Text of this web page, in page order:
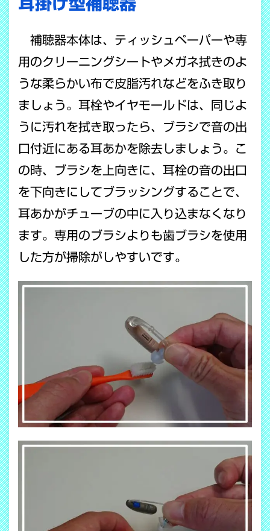
補聴器本体は、ティッシュペーパーや専
用のクリーニングシートやメガネ拭きのよ
うな柔らかい布で皮脂汚れなどをふき取り
ましょう。耳栓やイヤモールドは、同じよ
うに汚れを拭き取ったら、ブラシで音の出
口付近にある耳あかを除去しましょう。こ
の時、ブラシを上向きに、耳栓の音の出口
を下向きにしてブラッシングすることで、
耳あかがチューブの中に入り込まなくなり
ます。専用のブラシよりも歯ブラシを使用
した方が掃除がしやすいです。